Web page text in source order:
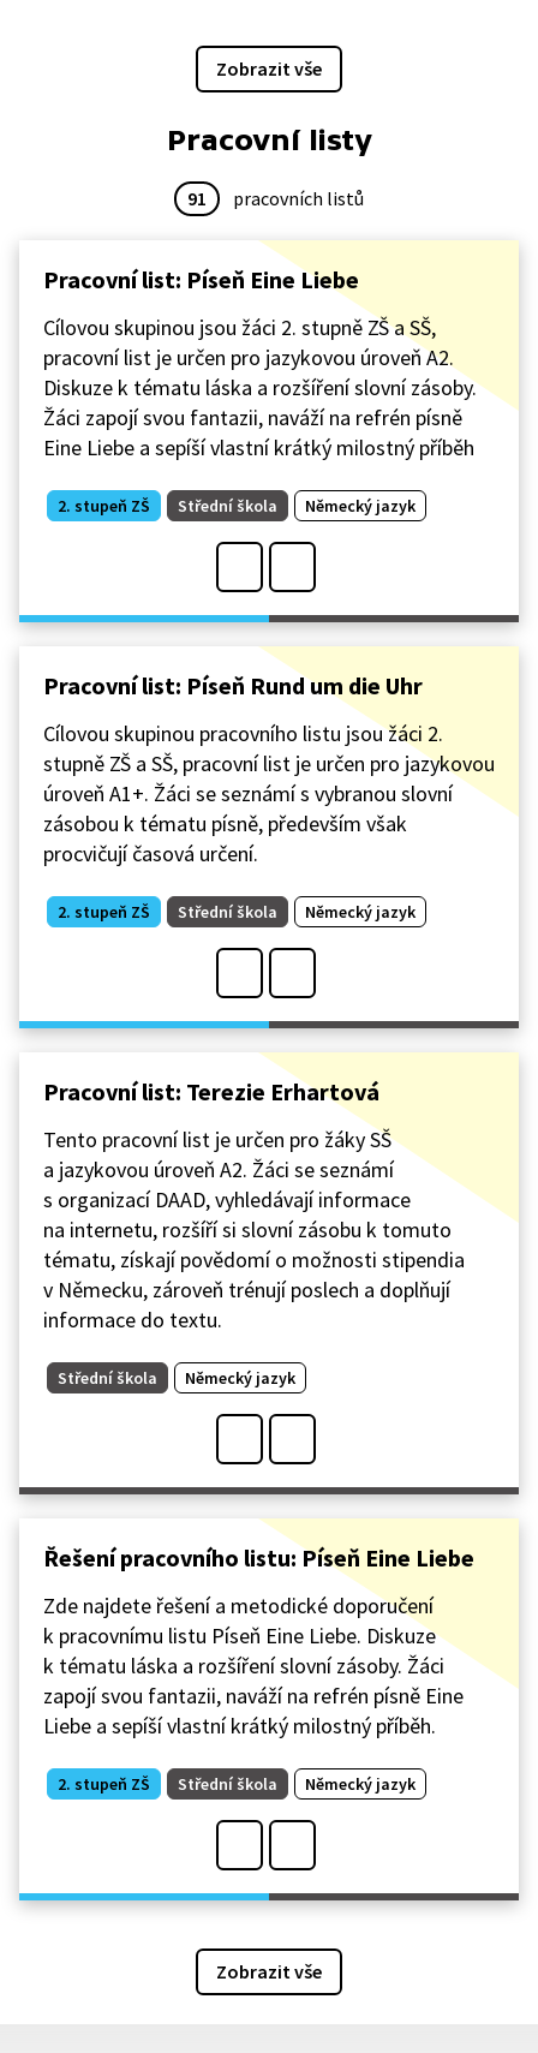
Zobrazit vše
Pracovní listy
91 pracovních listů
Pracovní list: Píseň Eine Liebe
Cílovou skupinou jsou žáci 2. stupně ZŠ a SŠ,
pracovní list je určen pro jazykovou úroveň A2.
Diskuze k tématu láska a rozšíření slovní zásoby.
Žáci zapojí svou fantazii, naváží na refrén písně
Eine Liebe a sepíší vlastní krátký milostný příběh
2. stupeň ZŠ Střední škola Německý jazyk
Pracovní list: Píseň Rund um die Uhr
Cílovou skupinou pracovního listu jsou žáci 2.
stupně ZŠ a SŠ, pracovní list je určen pro jazykovou
úroveň A1+. Žáci se seznámí s vybranou slovní
zásobou k tématu písně, především však
procvičují časová určení.
2. stupeň ZŠ Střední škola Německý jazyk
Pracovní list: Terezie Erhartová
Tento pracovní list je určen pro žáky SŠ
a jazykovou úroveň A2. Žáci se seznámí
s organizací DAAD, vyhledávají informace
na internetu, rozšíří si slovní zásobu k tomuto
tématu, získají povědomí o možnosti stipendia
v Německu, zároveň trénují poslech a doplňují
informace do textu.
Střední škola Německý jazyk
Řešení pracovního listu: Píseň Eine Liebe
Zde najdete řešení a metodické doporučení
k pracovnímu listu Píseň Eine Liebe. Diskuze
k tématu láska a rozšíření slovní zásoby. Žáci
zapojí svou fantazii, naváží na refrén písně Eine
Liebe a sepíší vlastní krátký milostný příběh.
2. stupeň ZŠ Střední škola Německý jazyk
Zobrazit vše